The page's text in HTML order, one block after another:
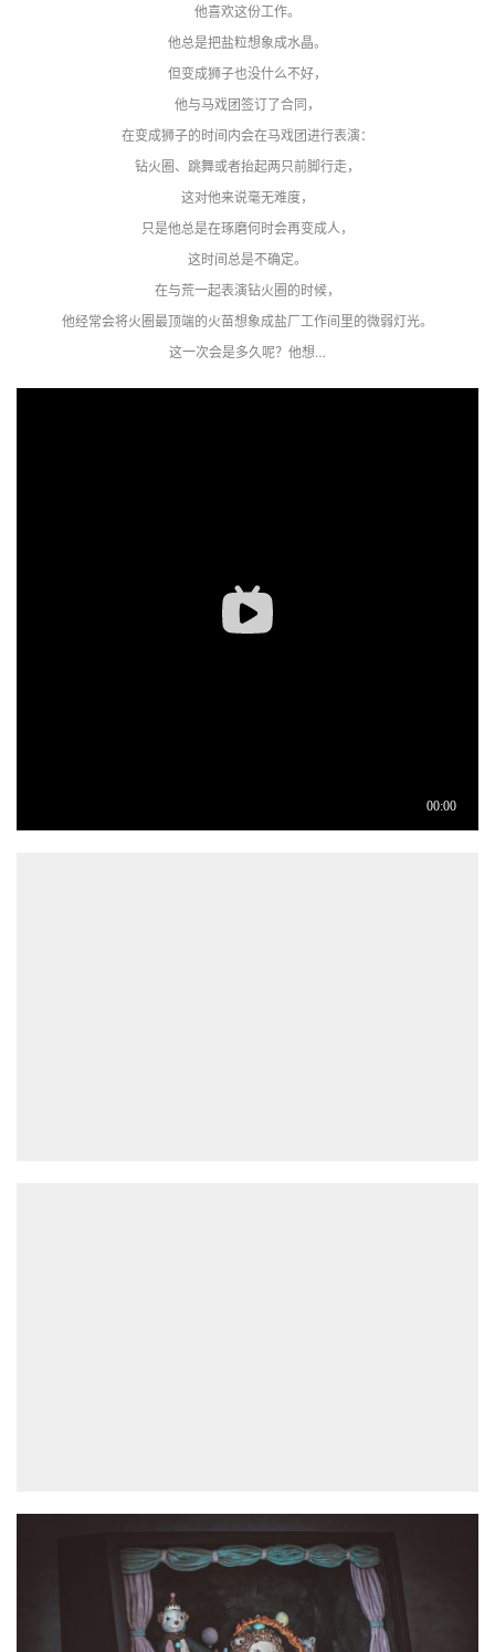
他喜欢这份工作。
他总是把盐粒想象成水晶。
但变成狮子也没什么不好，
他与马戏团签订了合同，
在变成狮子的时间内会在马戏团进行表演：
钻火圈、跳舞或者抬起两只前脚行走，
这对他来说毫无难度，
只是他总是在琢磨何时会再变成人，
这时间总是不确定。
在与荒一起表演钻火圈的时候，
他经常会将火圈最顶端的火苗想象成盐厂工作间里的微弱灯光。
这一次会是多久呢？他想…